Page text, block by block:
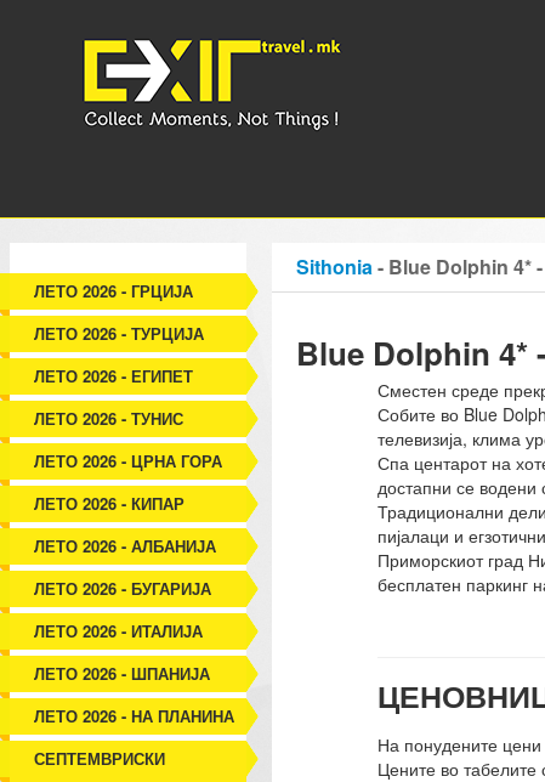
ЛЕТО 2026 - ГРЦИЈА
ЛЕТО 2026 - ТУРЦИЈА
ЛЕТО 2026 - ЕГИПЕТ
ЛЕТО 2026 - ТУНИС
ЛЕТО 2026 - ЦРНА ГОРА
ЛЕТО 2026 - КИПАР
ЛЕТО 2026 - АЛБАНИЈА
ЛЕТО 2026 - БУГАРИЈА
ЛЕТО 2026 - ИТАЛИЈА
ЛЕТО 2026 - ШПАНИЈА
ЛЕТО 2026 - НА ПЛАНИНА
СЕПТЕМВРИСКИ
Sithonia- Blue Dolphin 4*
Blue Dolphin 4*
Сместен среде
Собите во Blue
телевизија, клима
Спа центарот на
достапни се
Традиционални
пијалаци и
Приморскиот град
бесплатен паркинг
На понудените
Цените во